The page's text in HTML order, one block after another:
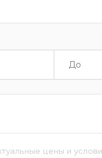
цены и